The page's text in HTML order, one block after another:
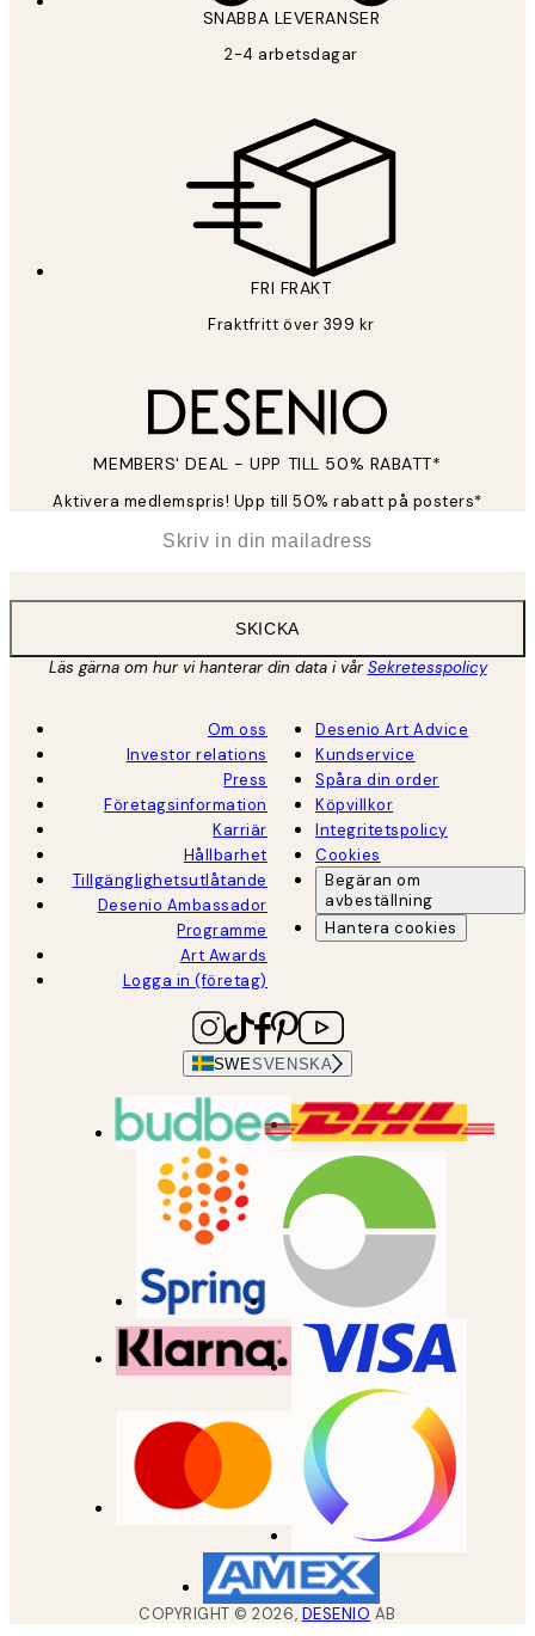
SNABBA LEVERANSER
2-4 arbetsdagar
FRI FRAKT
Fraktfritt över 399 kr
MEMBERS' DEAL - UPP TILL 50% RABATT*
Aktivera medlemspris! Upp till 50% rabatt på posters*
SKICKA
Läs gärna om hur vi hanterar din data i vårSekretesspolicy
Om oss
Investor relations
Press
Företagsinformation
Karriär
Hållbarhet
Tillgänglighetsutlåtande
Desenio Ambassador
Programme
Art Awards
Logga in (företag)
Desenio Art Advice
Kundservice
Spåra din order
Köpvillkor
Integritetspolicy
Cookies
Begäran om
avbeställning
Hantera cookies
SWESVENSKA
COPYRIGHT ©2026, DESENIO AB